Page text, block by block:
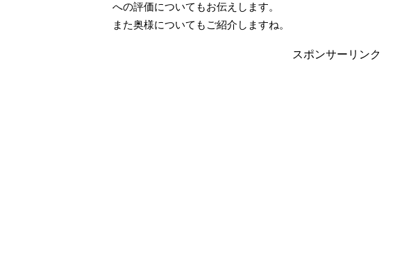
への評価についてもお伝えします。
また奥様についてもご紹介しますね。
スポンサーリンク